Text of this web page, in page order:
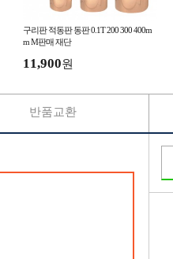
구리판 적동판 동판 0.1T 200 300 400m
m M판매 재단
11,900원
반품교환